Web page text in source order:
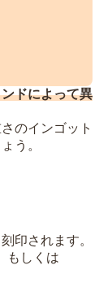
ドによって異
のインゴット
う。
印されます。
もしくは